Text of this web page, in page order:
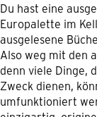
Du hast eine
Europalette im
ausgelesene
Also weg mit den
denn viele Dinge,
Zweck dienen,
umfunktioniert